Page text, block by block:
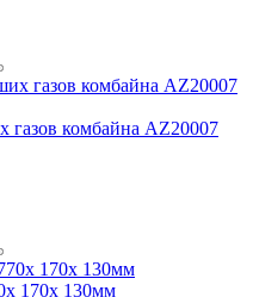
газов комбайна AZ20007
170x 130мм